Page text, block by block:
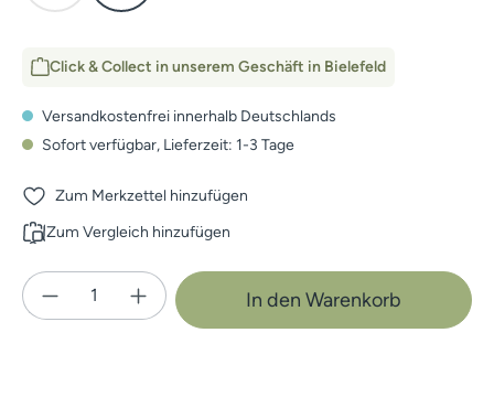
Click & Collect in unserem Geschäft in Bielefeld
Versandkostenfrei innerhalb Deutschlands
Sofort verfügbar, Lieferzeit: 1-3 Tage
Zum Merkzettel hinzufügen
Zum Vergleich hinzufügen
Produkt Anzahl: Gib den gewünschten
In den Warenkorb